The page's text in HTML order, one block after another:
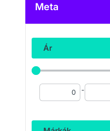
Meta
Ár
-